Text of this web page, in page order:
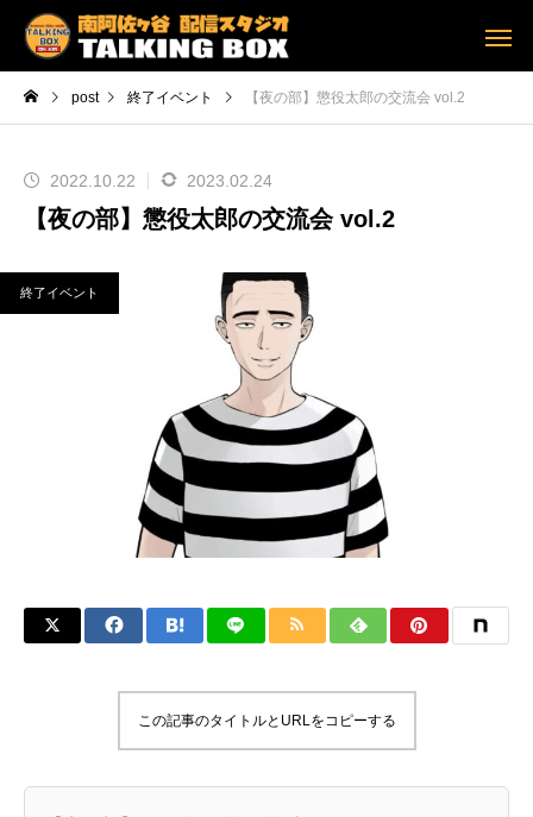
post 終了イベント 【夜の部】懲役太郎の交流会 vol.2
2022.10.22 2023.02.24
【夜の部】懲役太郎の交流会 vol.2
終了イベント
この記事のタイトルとURLをコピーする